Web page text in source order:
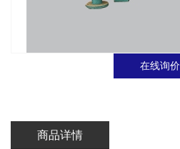
在线询价
商品详情